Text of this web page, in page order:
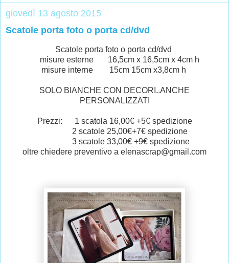
giovedì 13 agosto 2015
Scatole porta foto o porta cd/dvd
Scatole porta foto o porta cd/dvd
misure esterne 16,5cm x 16,5cm x 4cm h
misure interne 15cm 15cm x3,8cm h
SOLO BIANCHE CON DECORI..ANCHE
PERSONALIZZATI
Prezzi: 1 scatola 16,00€ +5€ spedizione
2 scatole 25,00€+7€ spedizione
3 scatole 33,00€ +9€ spedizione
oltre chiedere preventivo a elenascrap@gmail.com